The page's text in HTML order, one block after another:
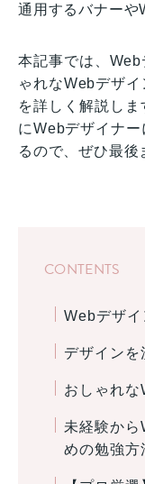
通用するバナーや
本記事では、
ゃれなWebデザ
を詳しく解説し
にWebデザイナ
るので、ぜひ最後
CONTENTS
Webデザ
デザインを
おしゃれ
未経験か
めの勉強方